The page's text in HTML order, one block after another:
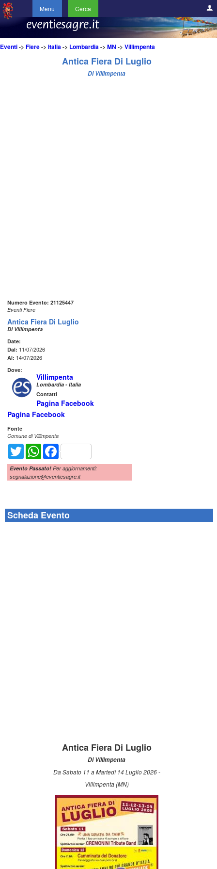
Menu Cerca
Eventi-> Fiere-> Italia-> Lombardia-> MN -> Villimpenta
Antica Fiera Di Luglio
Di Villimpenta
Numero Evento: 21125447
Eventi Fiere
Antica Fiera Di Luglio
Di Villimpenta
Date:
Dal: 11/07/2026
Al: 14/07/2026
Dove:
Villimpenta
Lombardia - Italia
Contatti
Pagina Facebook
Pagina Facebook
Fonte
Comune di Villimpenta
Twitter WhatsAppFacebook
Evento Passato! Per aggiornamenti:
segnalazione@eventiesagre.it
Scheda Evento
Antica Fiera Di Luglio
Di Villimpenta
Da Sabato 11 a Martedì 14 Luglio 2026 -
Villimpenta (MN)